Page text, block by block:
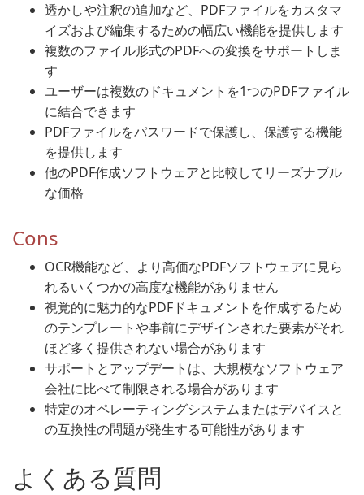
透かしや注釈の追加など、PDFファイルをカスタマ
イズおよび編集するための幅広い機能を提供します
複数のファイル形式のPDFへの変換をサポートしま
す
ユーザーは複数のドキュメントを1つのPDFファイル
に結合できます
PDFファイルをパスワードで保護し、保護する機能
を提供します
他のPDF作成ソフトウェアと比較してリーズナブル
な価格
Cons
OCR機能など、より高価なPDFソフトウェアに見ら
れるいくつかの高度な機能がありません
視覚的に魅力的なPDFドキュメントを作成するため
のテンプレートや事前にデザインされた要素がそれ
ほど多く提供されない場合があります
サポートとアップデートは、大規模なソフトウェア
会社に比べて制限される場合があります
特定のオペレーティングシステムまたはデバイスと
の互換性の問題が発生する可能性があります
よくある質問